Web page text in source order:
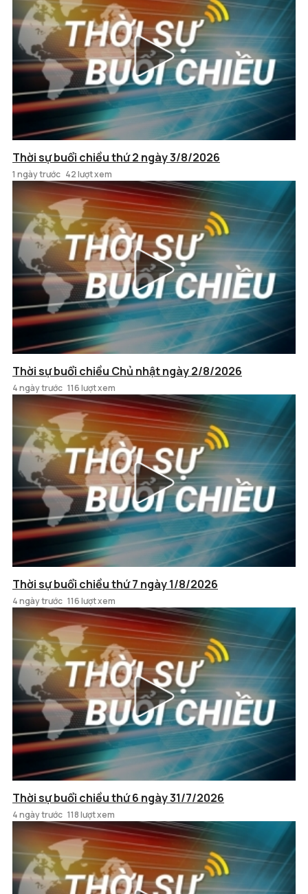
Thời sự buổi chiều thứ 2 ngày 3/8/2026
1 ngày trước 42 lượt xem
Thời sự buổi chiều Chủ nhật ngày 2/8/2026
4 ngày trước 116 lượt xem
Thời sự buổi chiều thứ 7 ngày 1/8/2026
4 ngày trước 116 lượt xem
Thời sự buổi chiều thứ 6 ngày 31/7/2026
4 ngày trước 118 lượt xem